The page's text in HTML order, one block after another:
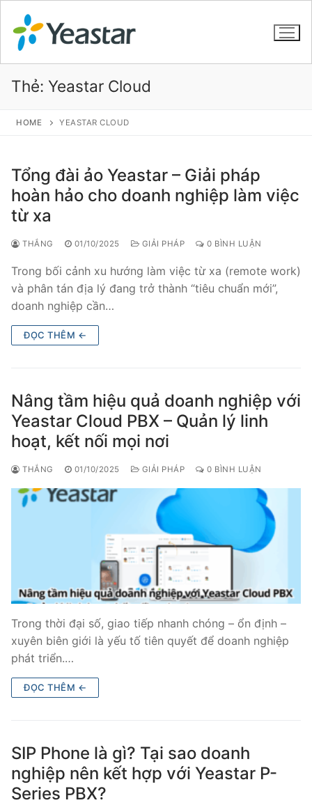
GIỚI THIỆU
VOIP PBX FOR SME
Tổng đài VoIP Yeastar S412
Tổng đài VoIP Yeastar S20
Tổng đài VoIP Yeastar S50
Tổng đài VoIP Yeastar S100
Tổng đài VoIP Yeastar S300
Tổng đài Yeastar Cloud
IPPBX FOR LARGE ENTERPRISES
VOIP GATEWAY
FXO VoIP Gateway
VoIP GSM / 3G / 4G Gateways
PRI VoIP Gateway TE100
BRI VoIP Gateway
TIN TỨC
HƯỚNG DẪN
Thẻ: Yeastar Cloud
HOME YEASTAR CLOUD
Tổng đài ảo Yeastar – Giải pháp
hoàn hảo cho doanh nghiệp làm việc
từ xa
THẮNG 01/10/2025 GIẢI PHÁP 0 BÌNH LUẬN
Trong bối cảnh xu hướng làm việc từ xa (remote work)
và phân tán địa lý đang trở thành “tiêu chuẩn mới”,
doanh nghiệp cần…
ĐỌC THÊM ←
Nâng tầm hiệu quả doanh nghiệp với
Yeastar Cloud PBX – Quản lý linh
hoạt, kết nối mọi nơi
THẮNG 01/10/2025 GIẢI PHÁP 0 BÌNH LUẬN
Trong thời đại số, giao tiếp nhanh chóng – ổn định –
xuyên biên giới là yếu tố tiên quyết để doanh nghiệp
phát triển.…
ĐỌC THÊM ←
SIP Phone là gì? Tại sao doanh
nghiệp nên kết hợp với Yeastar P-
Series PBX?